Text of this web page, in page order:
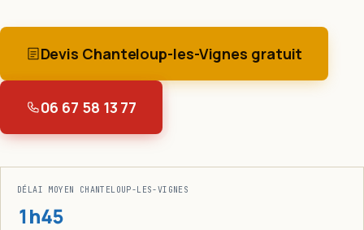
Devis Chanteloup-les-Vignes gratuit
06 67 58 13 77
DÉLAI MOYEN CHANTELOUP-LES-VIGNES
1h45